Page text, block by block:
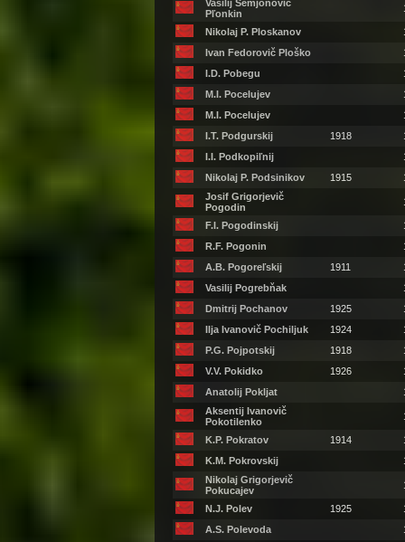
Vasilij Semjonovič
Pľonkin
Nikolaj P. Ploskanov
Ivan Fedorovič Ploško
I.D. Pobegu
M.I. Pocelujev
M.I. Pocelujev
I.T. Podgurskij
1918
I.I. Podkopiľnij
Nikolaj P. Podsinikov
1915
Josif Grigorjevič
Pogodin
F.I. Pogodinskij
R.F. Pogonin
A.B. Pogoreľskij
1911
Vasilij Pogrebňak
Dmitrij Pochanov
1925
Ilja Ivanovič Pochiljuk
1924
P.G. Pojpotskij
1918
V.V. Pokidko
1926
Anatolij Pokljat
Aksentij Ivanovič
Pokotilenko
K.P. Pokratov 1914
K.M. Pokrovskij
Nikolaj Grigorjevič
Pokucajev
N.J. Polev 1925
A.S. Polevoda